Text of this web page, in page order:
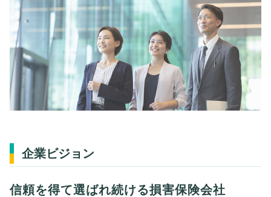
企業ビジョン
信頼を得て選ばれ続ける損害保険会社